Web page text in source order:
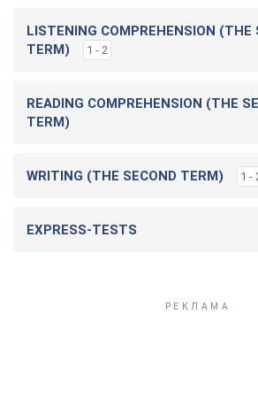
LISTENING COMPREHENSION (THE
TERM)
1 - 2
READING COMPREHENSION (THE
TERM)
WRITING (THE SECOND TERM) 1 -
EXPRESS-TESTS